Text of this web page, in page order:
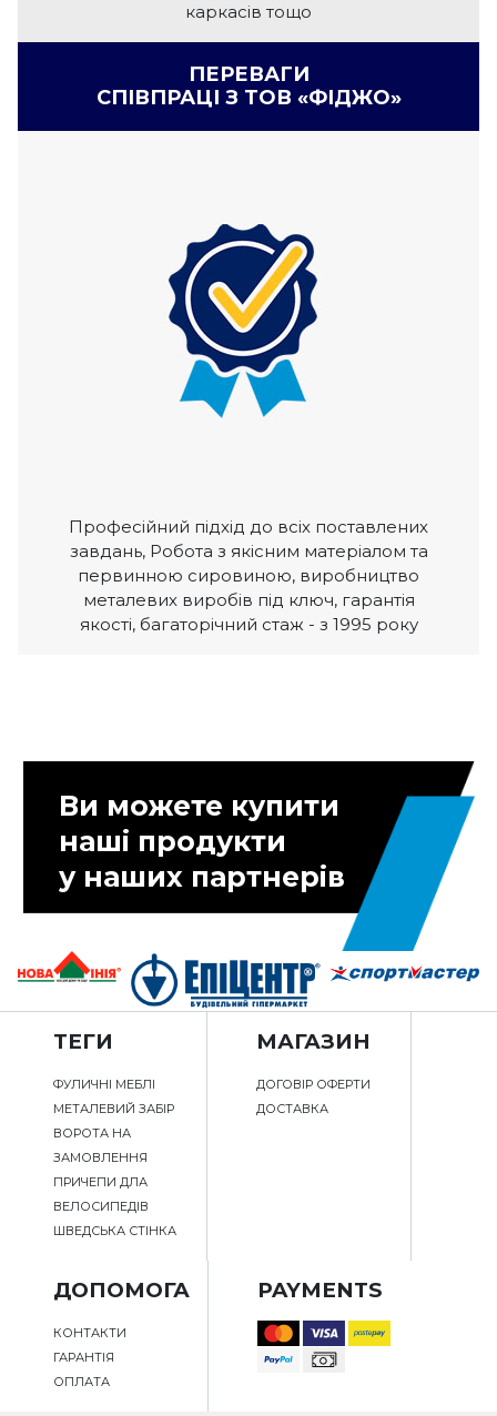
каркасів тощо
ПЕРЕВАГИ
СПІВПРАЦІ З ТОВ «ФІДЖО»
Професійний підхід до всіх поставлених
завдань, Робота з якісним матеріалом та
первинною сировиною, виробництво
металевих виробів під ключ, гарантія
якості, багаторічний стаж - з 1995 року
Ви можете купити
наші продукти
у наших партнерів
ТЕГИ
ФУЛИЧНІ МЕБЛІ
МЕТАЛЕВИЙ ЗАБІР
ВОРОТА НА
ЗАМОВЛЕННЯ
ПРИЧЕПИ ДЛА
ВЕЛОСИПЕДІВ
ШВЕДСЬКА СТІНКА
МАГАЗИН
ДОГОВІР ОФЕРТИ
ДОСТАВКА
ДОПОМОГА
КОНТАКТИ
ГАРАНТІЯ
ОПЛАТА
PAYMENTS